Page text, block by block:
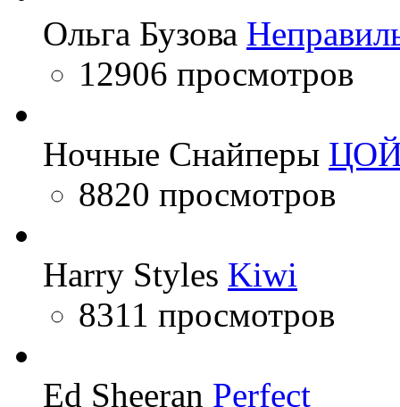
Ольга Бузова
12906 просмотров
Ночные Снайперы
8820 просмотров
Harry Styles Kiwi
8311 просмотров
Ed Sheeran Perfect